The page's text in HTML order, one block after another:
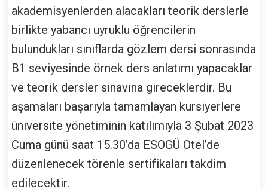
akademisyenlerden alacakları teorik derslerle
birlikte yabancı uyruklu öğrencilerin
bulundukları sınıflarda gözlem dersi sonrasında
B1 seviyesinde örnek ders anlatımı yapacaklar
ve teorik dersler sınavına gireceklerdir. Bu
aşamaları başarıyla tamamlayan kursiyerlere
üniversite yönetiminin katılımıyla 3 Şubat 2023
Cuma günü saat 15.30’da ESOGÜ Otel’de
düzenlenecek törenle sertifikaları takdim
edilecektir.